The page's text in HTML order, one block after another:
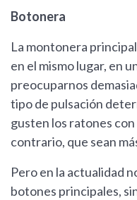
Botonera
La montonera
en el mismo lugar, en
preocuparnos
tipo de pulsación
gusten los ratones
contrario, que sean
Pero en la actualidad
botones principales,